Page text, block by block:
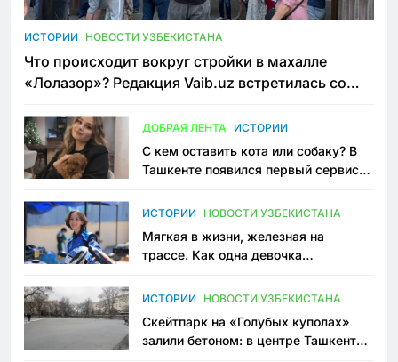
ИСТОРИИ НОВОСТИ УЗБЕКИСТАНА
Что происходит вокруг стройки в махалле
«Лолазор»? Редакция Vaib.uz встретилась со
ДОБРАЯ ЛЕНТА ИСТОРИИ
С кем оставить кота или собаку? В
Ташкенте появился первый сервис
ИСТОРИИ НОВОСТИ УЗБЕКИСТАНА
Мягкая в жизни, железная на
трассе. Как одна девочка
Узбекистане
ИСТОРИИ НОВОСТИ УЗБЕКИСТАНА
Скейтпарк на «Голубых куполах»
залили бетоном: в центре Ташкента